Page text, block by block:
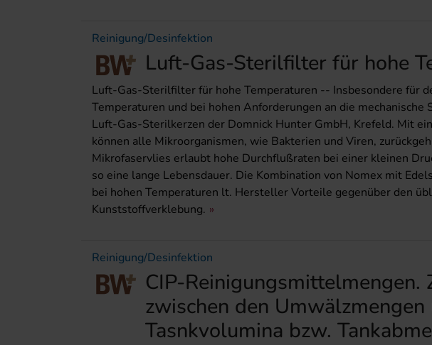
Reinigung/Desinfektion
Luft-Gas-Sterilfilter für hohe
Luft-Gas-Sterilfilter für hohe Temperaturen -- Insbesondere für
Temperaturen und bei hohen Anforderungen an die mechanische
Luft-Gas-Sterilkerzen der Domnick Hunter GmbH, Krefeld. Mit
können alle Mikroorganismen, wie Bakterien und Viren,
Mikrofaservlies erlaubt hohe Durchflußraten bei einer kleinen
so eine lange Lebensdauer. Die Kombination von Nomex mit
bei hohen Temperaturen lt. Hersteller Vorteile gegenüber den
Kunststoffverklebung.
Reinigung/Desinfektion
CIP-Reinigungsmittelmengen.
zwischen den Umwälzmengen
Tasnkvolumina bzw.